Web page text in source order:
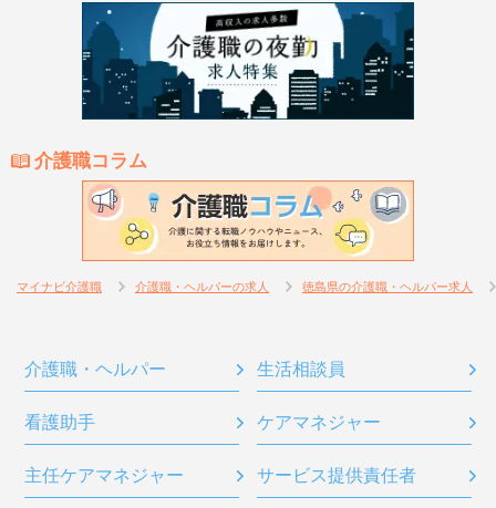
介護職コラム
マイナビ介護職 介護職・ヘルパーの求人 徳島県の介護職・ヘルパー求人
介護職・ヘルパー 生活相談員
看護助手 ケアマネジャー
主任ケアマネジャー サービス提供責任者